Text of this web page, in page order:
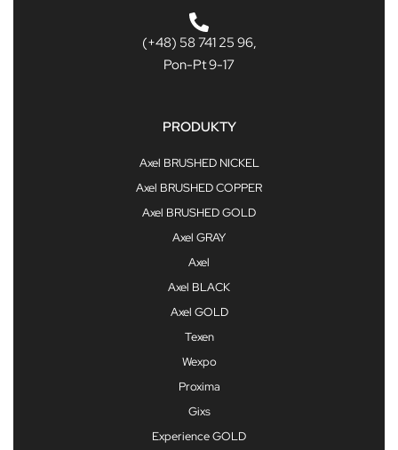
(+48) 58 741 25 96,
Pon-Pt 9-17
PRODUKTY
Axel BRUSHED NICKEL
Axel BRUSHED COPPER
Axel BRUSHED GOLD
Axel GRAY
Axel
Axel BLACK
Axel GOLD
Texen
Wexpo
Proxima
Gixs
Experience GOLD